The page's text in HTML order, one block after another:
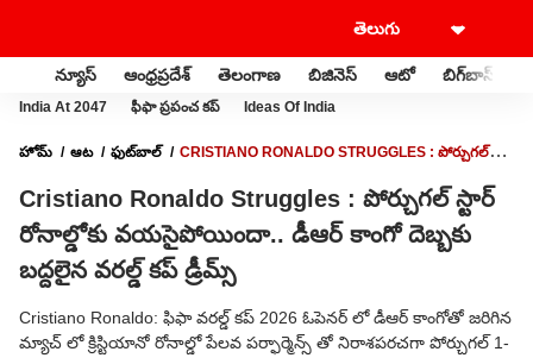
న్యూస్ ఆంధ్రప్రదేశ్ తెలంగాణ బిజినెస్ ఆటో బిగ్‌బాస్
India At 2047 ఫీఫా ప్రపంచ కప్ Ideas Of India
హోమ్ ఆట ఫుట్‌బాల్
CRISTIANO RONALDO STRUGGLES : పోర్చుగల్
Cristiano Ronaldo Struggles : పోర్చుగల్ స్టార్
రోనాల్డోకు వయసైపోయిందా.. డీఆర్ కాంగో దెబ్బకు
బద్దలైన వరల్డ్ కప్ డ్రీమ్స్
Cristiano Ronaldo: ఫిఫా వరల్డ్ కప్ 2026 ఓపెనర్ లో డీఆర్ కాంగోతో జరిగిన
మ్యాచ్ లో క్రిస్టియానో రోనాల్డో పేలవ పర్ఫార్మెన్స్ తో నిరాశపరచగా పోర్చుగల్ 1-